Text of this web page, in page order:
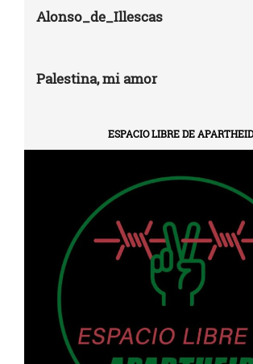
Alonso_de_Illescas
Palestina, mi amor
ESPACIO LIBRE DE APARTHEID